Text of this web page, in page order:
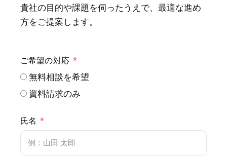
貴社の目的や課題を伺ったうえで、最適な進め
方をご提案します。
ご希望の対応
無料相談を希望
資料請求のみ
氏名